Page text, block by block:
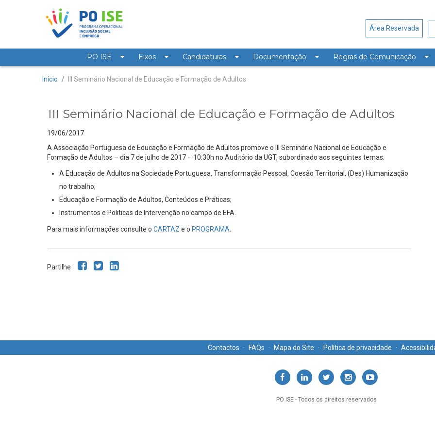
Saltar para o conteúdo
III Seminário Nacional de Educação e Formação
Notícia
Área Reservada
PO ISE Eixos Candidaturas Documentação Regras de Comunicação
Início /
III Seminário Nacional de Educação e Formação de Adultos
19/06/2017
A Associação Portuguesa de Educação e Formação de Adultos promove o III Seminário Nacional de Educação e
Formação de Adultos – dia 7 de julho de 2017 – 10:30h no Auditório da UGT, subordinado aos seguintes temas:
A Educação de Adultos na Sociedade Portuguesa, Transformação Pessoal, Coesão Territorial, (Des) Humanização
no trabalho;
Educação e Formação de Adultos, Conteúdos e Práticas;
Instrumentos e Politicas de Intervenção no campo de EFA.
Para mais informações consulte o CARTAZ e o PROGRAMA.
Partilhe
Contactos · FAQs · Mapa do Site · Política de privacidade ·
PO ISE - Todos os direitos reservados